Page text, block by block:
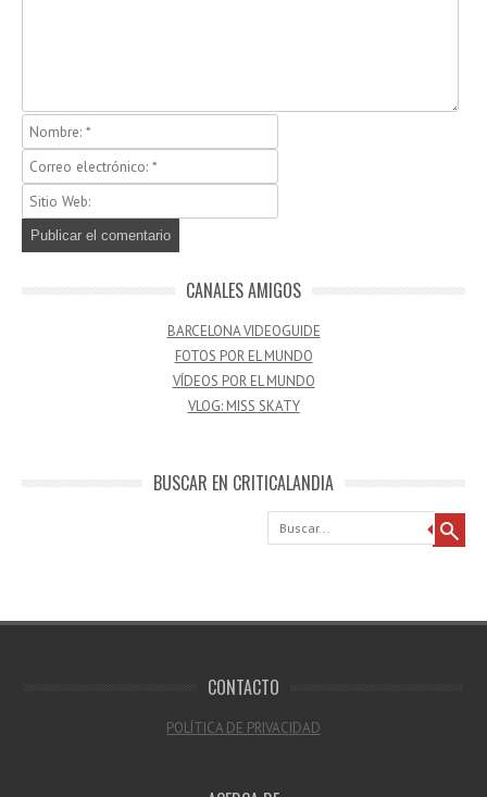
CANALES AMIGOS
BARCELONA VIDEOGUIDE
FOTOS POR EL MUNDO
VÍDEOS POR EL MUNDO
VLOG: MISS SKATY
BUSCAR EN CRITICALANDIA
Buscar
CONTACTO
POLÍTICA DE PRIVACIDAD